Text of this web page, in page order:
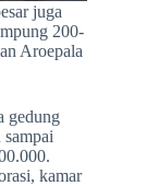
juga
200-
Aroepala
gedung
kamar